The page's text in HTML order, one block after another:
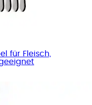
für Fleisch,